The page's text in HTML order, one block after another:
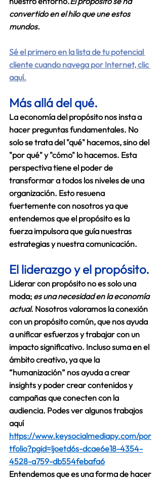
convertido en el hilo que une estos
mundos.
Sé el primero en la lista de tu potencial
cliente cuando navega por Internet, clic
aquí.
Más allá del qué.
La economía del propósito nos insta a
hacer preguntas fundamentales. No
solo se trata del "qué" hacemos, sino del
"por qué" y "cómo" lo hacemos. Esta
perspectiva tiene el poder de
transformar a todos los niveles de una
organización. Esto resuena
fuertemente con nosotros ya que
entendemos que el propósito es la
fuerza impulsora que guía nuestras
estrategias y nuestra comunicación.
El liderazgo y el propósito.
Liderar con propósito no es solo una
moda; es una necesidad en la economía
actual. Nosotros valoramos la conexión
con un propósito común, que nos ayuda
a unificar esfuerzos y trabajar con un
impacto significativo. Incluso suma en el
ámbito creativo, ya que la
“humanización” nos ayuda a crear
insights y poder crear contenidos y
campañas que conecten con la
audiencia. Podes ver algunos trabajos
aquí
https://www.keysocialmediapy.com/por
tfolio?pgid=ljoetd6s-dcae6e18-4354-
4528-a759-db554febafa6
Entendemos que es una forma de hacer